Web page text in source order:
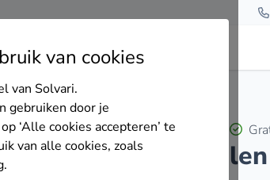
van cookies
van Solvari.
gebruiken door je
‘Alle cookies accepteren’ te
van alle cookies, zoals
.
Brummen
Top 20